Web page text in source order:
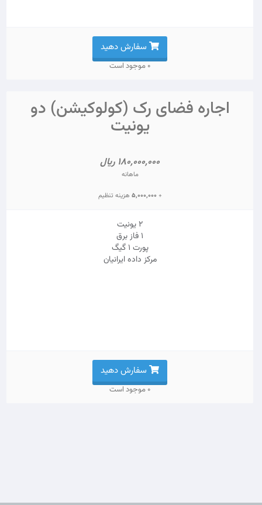
سفارش دهید
0 موجود است
اجاره فضای رک (کولوکیشن) دو
یونیت
180,000,000 ریال
ماهانه
+
5,000,000 هزینه تنظیم
2 یونیت
1 فاز برق
پورت 1 گیگ
مرکز داده ایرانیان
سفارش دهید
0 موجود است